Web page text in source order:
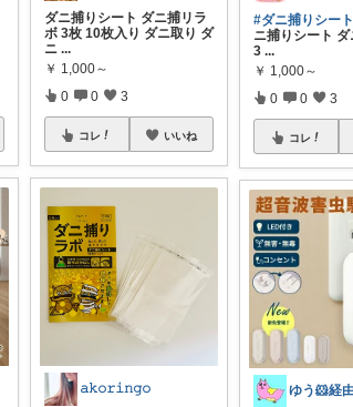
ダニ捕りシート ダニ捕リラ
ボ 3枚 10枚入り ダニ取り ダ
ニ ...
￥ 1,000～
0 0 3
コレ いいね
𝚊𝚔𝚘𝚛𝚒𝚗𝚐𝚘
#ダニ捕りシート
ニ捕りシート
3 ...
￥ 1,000～
0 0 3
コレ